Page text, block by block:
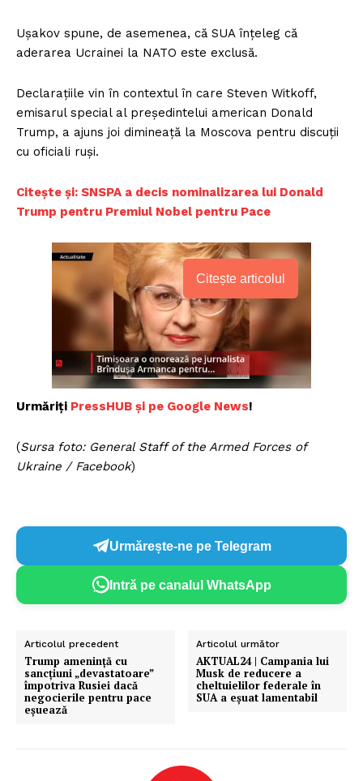
Ușakov spune, de asemenea, că SUA înțeleg că
aderarea Ucrainei la NATO este exclusă.
Declarațiile vin în contextul în care Steven Witkoff,
emisarul special al președintelui american Donald
Trump, a ajuns joi dimineață la Moscova pentru discuții
cu oficiali ruși.
Citește și: SNSPA a decis nominalizarea lui Donald
Trump pentru Premiul Nobel pentru Pace
Citește articolul
Urmăriți PressHUB și pe Google News!
(Sursa foto: General Staff of the Armed Forces of
Ukraine / Facebook)
Urmărește-ne pe Telegram
Intră pe canalul WhatsApp
Articolul precedent
Trump amenință cu
sancțiuni „devastatoare”
împotriva Rusiei dacă
negocierile pentru pace
eșuează
Articolul următor
AKTUAL24 | Campania lui
Musk de reducere a
cheltuielilor federale în
SUA a eșuat lamentabil